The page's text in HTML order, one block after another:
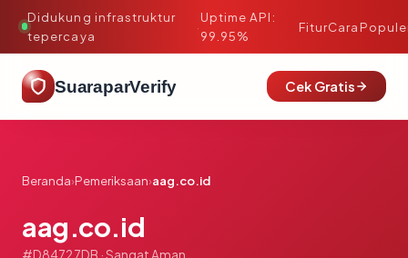
Didukung infrastruktur
tepercaya
·
Uptime API:
99.95%
FiturCara
SuaraparVerify Cek Gratis
Beranda›Pemeriksaan›aag.co.id
aag.co.id
#D84727DB · Sangat Aman